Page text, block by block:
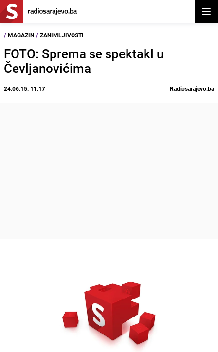
/ MAGAZIN / ZANIMLJIVOSTI
FOTO: Sprema se spektakl u
Čevljanovićima
24.06.15. 11:17 Radiosarajevo.ba